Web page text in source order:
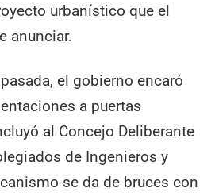
urbanístico que el
anunciar.
el gobierno encaró
a puertas
al Concejo Deliberante
de Ingenieros y
se da de bruces con